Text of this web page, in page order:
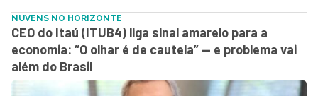
NUVENS NO HORIZONTE
CEO do Itaú (ITUB4) liga sinal amarelo para a
economia: “O olhar é de cautela” — e problema vai
além do Brasil